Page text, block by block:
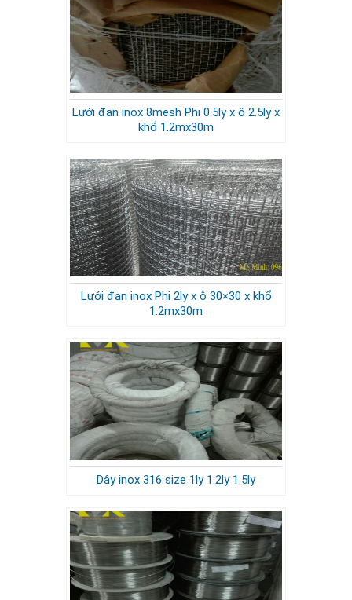
Lưới đan inox 8mesh Phi 0.5ly x ô 2.5ly x
khổ 1.2mx30m
Lưới đan inox Phi 2ly x ô 30×30 x khổ
1.2mx30m
Dây inox 316 size 1ly 1.2ly 1.5ly